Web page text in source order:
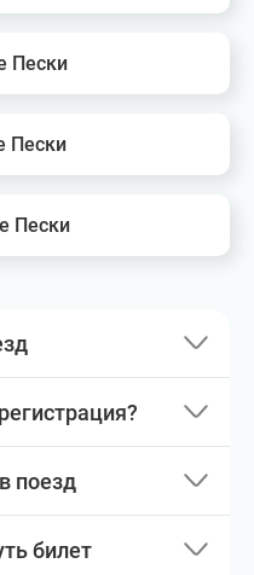
Пески
Пески
Пески
поезд
билет